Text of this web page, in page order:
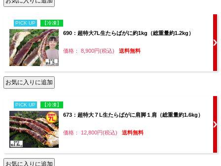
PICK UP 【冷凍】
690：超特大7L生たらばがに約1kg（総重量約1.2kg）
価格： 8,900円(税込) 送料無料
PICK UP 【冷凍】
673：超特大７L生たらばがに肩脚１肩（総重量約1.6kg）
価格： 12,800円(税込) 送料無料